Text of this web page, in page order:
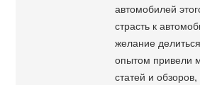
автомобилей
страсть к
желание
опытом привели
статей и